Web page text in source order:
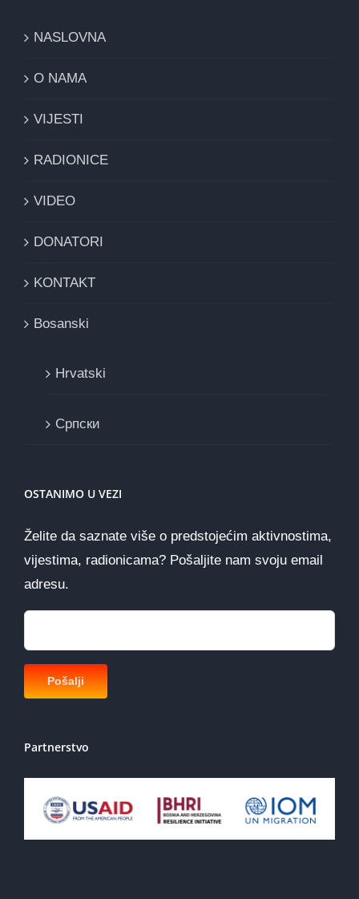
NASLOVNA
O NAMA
VIJESTI
RADIONICE
VIDEO
DONATORI
KONTAKT
Bosanski
Hrvatski
Cрпски
OSTANIMO U VEZI
Želite da saznate više o predstojećim aktivnostima,
vijestima, radionicama? Pošaljite nam svoju email
adresu.
Partnerstvo